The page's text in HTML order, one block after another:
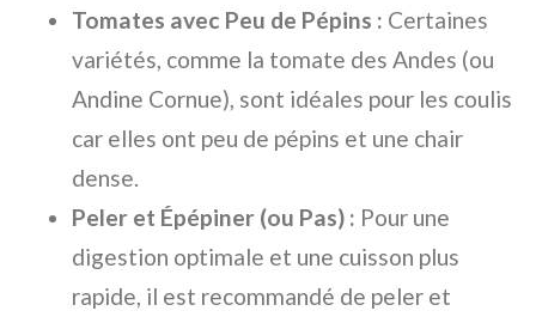
Tomates avec Peu de Pépins : Certaines
variétés, comme la tomate des Andes (ou
Andine Cornue), sont idéales pour les coulis
car elles ont peu de pépins et une chair
dense.
Peler et Épépiner (ou Pas) : Pour une
digestion optimale et une cuisson plus
rapide, il est recommandé de peler et